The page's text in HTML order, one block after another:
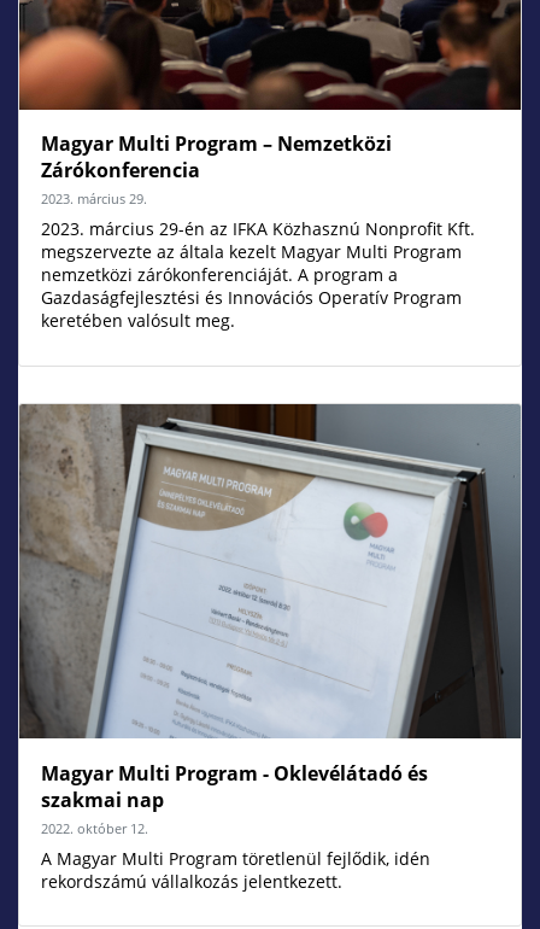
Magyar Multi Program – Nemzetközi
Zárókonferencia
2023. március 29.
2023. március 29-én az IFKA Közhasznú Nonprofit Kft.
megszervezte az általa kezelt Magyar Multi Program
nemzetközi zárókonferenciáját. A program a
Gazdaságfejlesztési és Innovációs Operatív Program
keretében valósult meg.
Magyar Multi Program - Oklevélátadó és
szakmai nap
2022. október 12.
A Magyar Multi Program töretlenül fejlődik, idén
rekordszámú vállalkozás jelentkezett.